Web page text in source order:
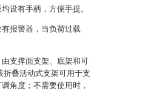
设有手柄，方便手提。
报警器，当负荷过载
支撑面支架、底架和可
折叠活动式支架可用于支
角度；不需要使用时，